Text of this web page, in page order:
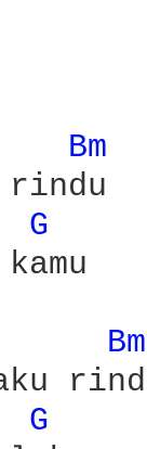
Bm
G
G